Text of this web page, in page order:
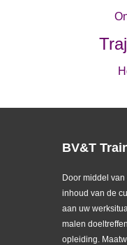
BV&T
Door middel
inhoud van de
aan uw
malen
opleiding.